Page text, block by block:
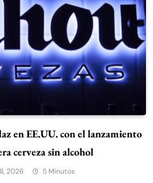
en EE.UU. con el lanzamiento
cerveza sin alcohol
2026 5 Minutos